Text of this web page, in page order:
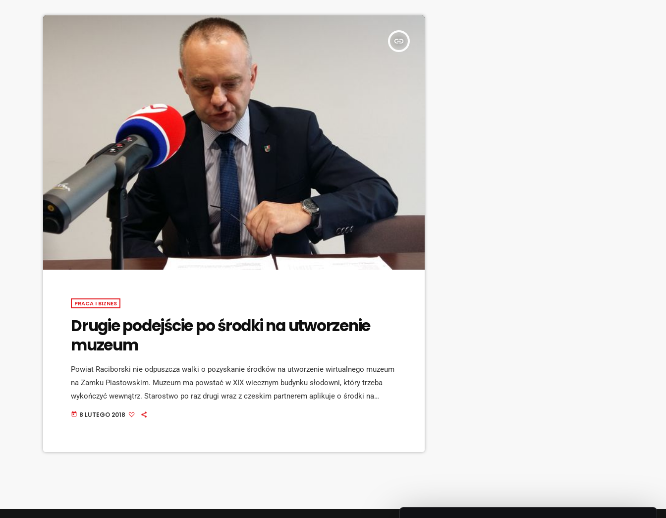
insert_link
PRACA I BIZNES
Drugie podejście po środki na utworzenie
muzeum
Powiat Raciborski nie odpuszcza walki o pozyskanie środków na utworzenie wirtualnego muzeum
na Zamku Piastowskim. Muzeum ma powstać w XIX wiecznym budynku słodowni, który trzeba
wykończyć wewnątrz. Starostwo po raz drugi wraz z czeskim partnerem aplikuje o środki na
projekt "Dziedzictwo Przemyślidów i Piastów - wspólna historia". W ubiegłym roku z polsko-czeski
today 8 LUTEGO 2018